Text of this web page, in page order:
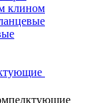
клином